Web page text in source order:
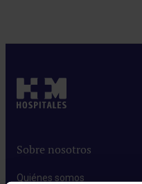
Sobre nosotros
Quiénes somos​